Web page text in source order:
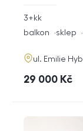
rozměry
3+kk
funkce
balkon sklep
adresa
ul. Emilie
cena
29 000 Kč